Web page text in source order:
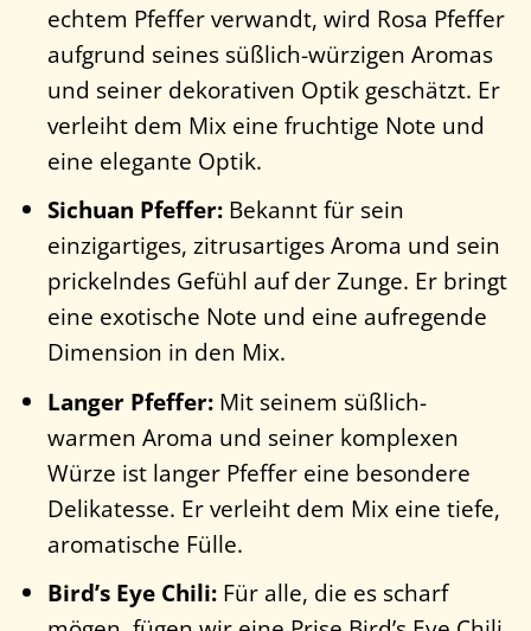
echtem Pfeffer verwandt, wird Rosa Pfeffer
aufgrund seines süßlich-würzigen Aromas
und seiner dekorativen Optik geschätzt. Er
verleiht dem Mix eine fruchtige Note und
eine elegante Optik.
Sichuan Pfeffer:Bekannt für sein
einzigartiges, zitrusartiges Aroma und sein
prickelndes Gefühl auf der Zunge. Er bringt
eine exotische Note und eine aufregende
Dimension in den Mix.
Langer Pfeffer:Mit seinem süßlich-
warmen Aroma und seiner komplexen
Würze ist langer Pfeffer eine besondere
Delikatesse. Er verleiht dem Mix eine tiefe,
aromatische Fülle.
Bird’s Eye Chili:Für alle, die es scharf